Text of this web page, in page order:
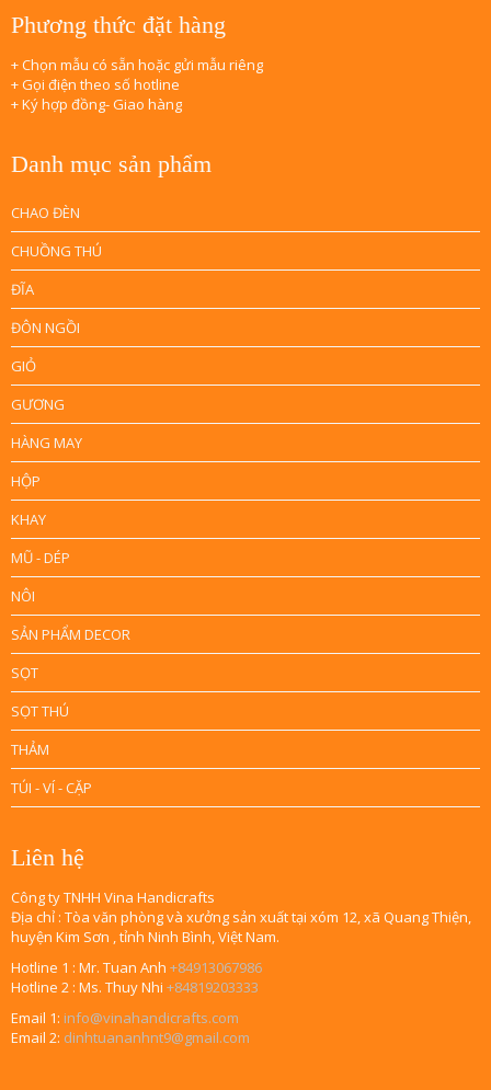
Phương thức đặt hàng
+ Chọn mẫu có sẵn hoặc gửi mẫu riêng
+ Gọi điện theo số hotline
+ Ký hợp đồng- Giao hàng
Danh mục sản phẩm
CHAO ĐÈN
CHUỒNG THÚ
ĐĨA
ĐÔN NGỒI
GIỎ
GƯƠNG
HÀNG MAY
HỘP
KHAY
MŨ - DÉP
NÔI
SẢN PHẨM DECOR
SỌT
SỌT THÚ
THẢM
TÚI - VÍ - CẶP
Liên hệ
Công ty TNHH Vina Handicrafts
Địa chỉ : Tòa văn phòng và xưởng sản xuất tại xóm 12, xã Quang Thiện,
huyện Kim Sơn , tỉnh Ninh Bình, Việt Nam.
Hotline 1 : Mr. Tuan Anh +84913067986
Hotline 2 : Ms. Thuy Nhi +84819203333
Email 1: info@vinahandicrafts.com
Email 2: dinhtuananhnt9@gmail.com